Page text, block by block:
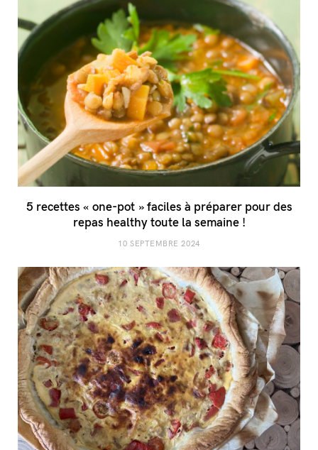
5 recettes « one-pot » faciles à préparer pour des
repas healthy toute la semaine !
10 SEPTEMBRE 2024